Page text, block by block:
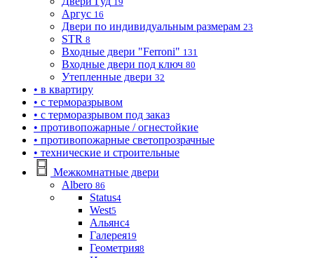
Аргус 16
Двери по индивидуальным размерам 23
STR 8
Входные двери "Ferroni" 131
Входные двери под ключ 80
Утепленные двери 32
• в квартиру
• с терморазрывом
• с терморазрывом под заказ
• противопожарные / огнестойкие
• противопожарные светопрозрачные
• технические и строительные
Межкомнатные двери
Albero 86
Status4
West5
Альянс4
Галерея19
Геометрия8